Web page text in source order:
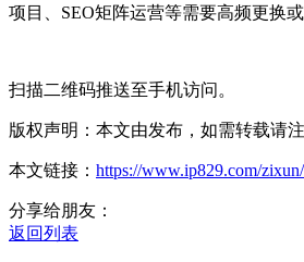
项目、SEO矩阵运营等需要高频更换
扫描二维码推送至手机访问。
版权声明：本文由发布，如需转载请注
本文链接： https://www.ip829.com/
分享给朋友：
返回列表